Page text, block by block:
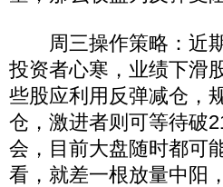
周三操作策略：近期
投资者心寒，业绩下滑
些股应利用反弹减仓，
仓，激进者则可等待破
会，目前大盘随时都可
看，就差一根放量中阳